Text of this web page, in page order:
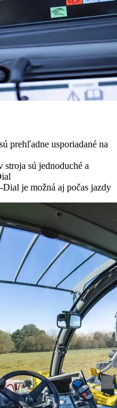
prehľadne usporiadané na
stroja sú jednoduché a
je možná aj počas jazdy